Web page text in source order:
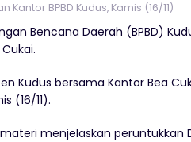
BPBD Kudus, Kamis (16/11)
Bencana Daerah (BPBD)
Kudus bersama Kantor Bea
(16/11).
menjelaskan peruntukkan